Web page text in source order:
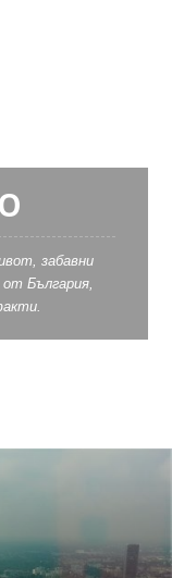
забавни
България,